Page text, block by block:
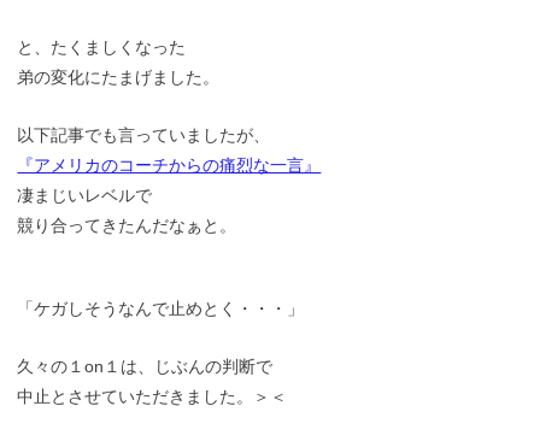
と、たくましくなった
弟の変化にたまげました。
以下記事でも言っていましたが、
『アメリカのコーチからの痛烈な一言』
凄まじいレベルで
競り合ってきたんだなぁと。
「ケガしそうなんで止めとく・・・」
久々の１on１は、じぶんの判断で
中止とさせていただきました。＞＜